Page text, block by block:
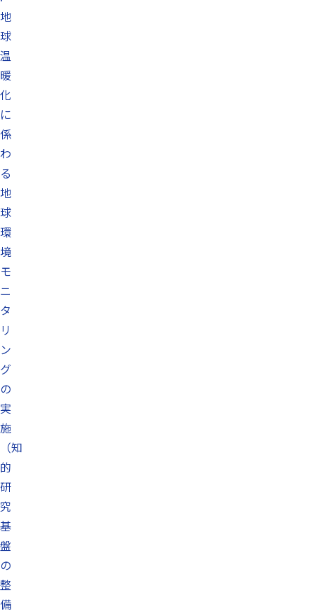
地
球
温
暖
化
に
係
わ
る
地
球
環
境
モ
ニ
タ
リ
ン
グ
の
実
施
（知
的
研
究
基
盤
の
整
備